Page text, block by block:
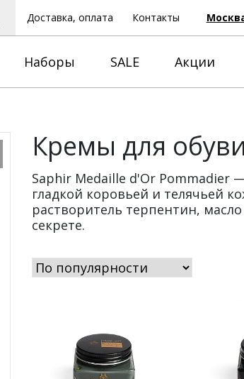
Доставка, оплата Контакты
Наборы SALE Акции
Кремы для
Saphir Medaille d'Or Pommadier
гладкой коровьей и телячьей
растворитель терпентин,
секрете.